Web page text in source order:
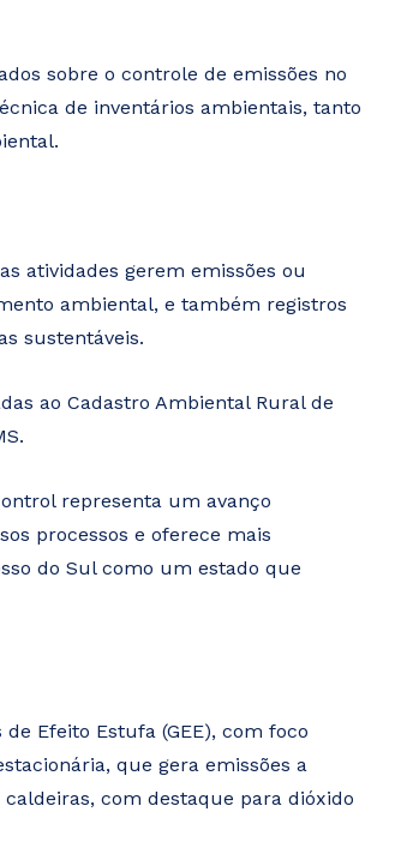
sobre o controle de emissões no
de inventários ambientais, tanto
atividades gerem emissões ou
ambiental, e também registros
sustentáveis.
ao Cadastro Ambiental Rural de
representa um avanço
processos e oferece mais
do Sul como um estado que
Efeito Estufa (GEE), com foco
que gera emissões a
com destaque para dióxido